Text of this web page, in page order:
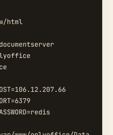
html